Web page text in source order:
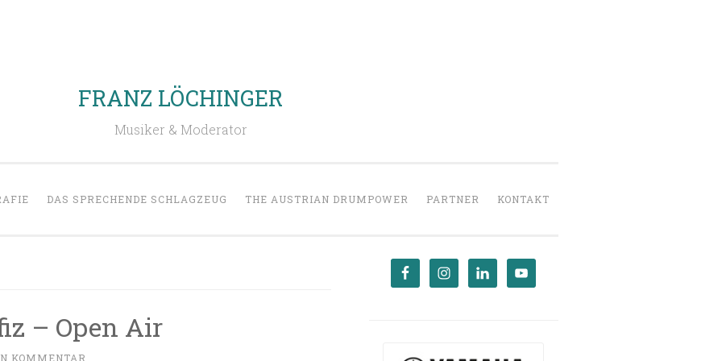
FRANZ LÖCHINGER
Musiker & Moderator
DAS SPRECHENDE SCHLAGZEUG THE AUSTRIAN DRUMPOWER PARTNER KONTAKT
– Open Air
KOMMENTAR